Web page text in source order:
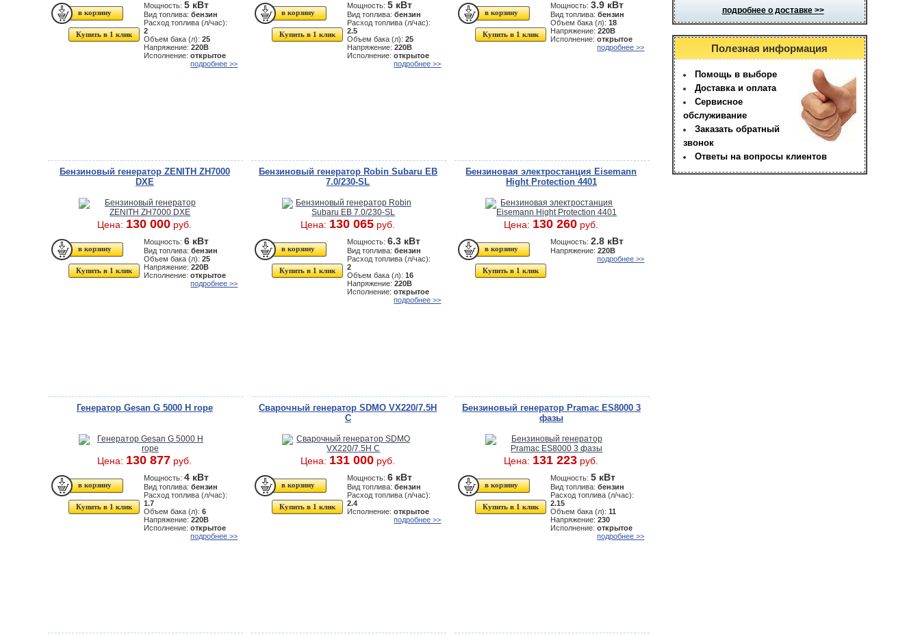
Купить в 1 клик
Мощность:5 кВт
Вид топлива:бензин
Расход топлива (л/час):
2
Объем бака (л):25
Напряжение:220В
Исполнение:открытое
подробнее >>
Купить в 1 клик
Мощность:5 кВт
Вид топлива:бензин
Расход топлива (л/час):
2.5
Объем бака (л):25
Напряжение:220В
Исполнение:открытое
подробнее >>
Купить в 1 клик
Мощность:3.9 кВт
Вид топлива:бензин
Объем бака (л):18
Напряжение:220В
Исполнение:открытое
подробнее >>
Бензиновый генератор ZENITH ZH7000
DXE
Цена: 130 000 руб.
Купить в 1 клик
Мощность:6 кВт
Вид топлива:бензин
Объем бака (л):25
Напряжение:220В
Исполнение:открытое
подробнее >>
Бензиновый генератор Robin Subaru EB
7.0/230-SL
Цена: 130 065 руб.
Купить в 1 клик
Мощность:6.3 кВт
Вид топлива:бензин
Расход топлива (л/час):
2
Объем бака (л):16
Напряжение:220В
Исполнение:открытое
подробнее >>
Бензиновая электростанция Eisemann
Hight Protection 4401
Цена: 130 260 руб.
Купить в 1 клик
Мощность:2.8 кВт
Напряжение:220В
подробнее >>
Генератор Gesan G 5000 H rope
Цена: 130 877 руб.
Купить в 1 клик
Мощность:4 кВт
Вид топлива:бензин
Расход топлива (л/час):
1.7
Объем бака (л):6
Напряжение:220В
Исполнение:открытое
подробнее >>
Сварочный генератор SDMO VX220/7.5H
C
Цена: 131 000 руб.
Купить в 1 клик
Мощность:6 кВт
Вид топлива:бензин
Расход топлива (л/час):
2.4
Исполнение:открытое
подробнее >>
Бензиновый генератор Pramac ES8000 3
фазы
Цена: 131 223 руб.
Купить в 1 клик
Мощность:5 кВт
Вид топлива:бензин
Расход топлива (л/час):
2.15
Объем бака (л):11
Напряжение:230
Исполнение:открытое
подробнее >>
подробнее о доставке >>
Полезная информация
Помощь в выборе
Доставка и оплата
Сервисное
обслуживание
Заказать обратный
звонок
Ответы на вопросы клиентов